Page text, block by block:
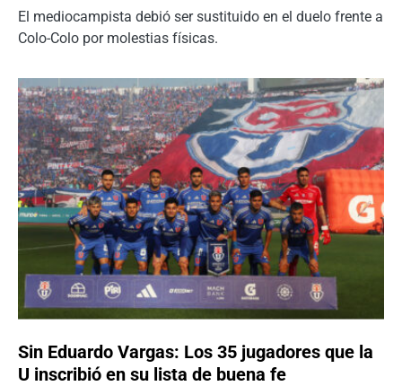
El mediocampista debió ser sustituido en el duelo frente a
Colo-Colo por molestias físicas.
Sin Eduardo Vargas: Los 35 jugadores que la
U inscribió en su lista de buena fe